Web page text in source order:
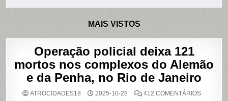
MAIS VISTOS
Operação policial deixa 121
mortos nos complexos do Alemão
e da Penha, no Rio de Janeiro
ATROCIDADES18 2025-10-28 412 COMENTÁRIOSEM